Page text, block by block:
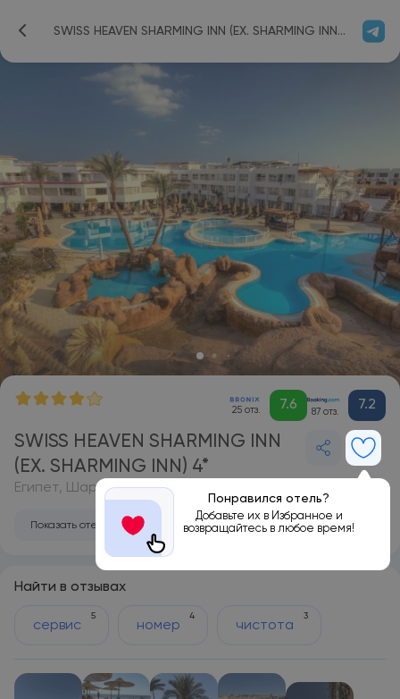
SWISS HEAVEN SHARMING INN (EX. SHARMING INN) 4*
25 отз. 7.6 87 отз. 7.2
SWISS HEAVEN SHARMING INN
(EX. SHARMING INN) 4*
Понравился отель?
Добавьте их в Избранное и
возвращайтесь в любое время!
Египет, Шарм-эль-Шейх
Показать отель на карте
Найти в отзывах
сервис
5
номер
4
чистота
3